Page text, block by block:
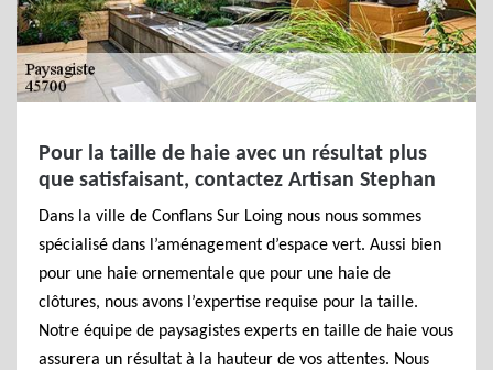
Pour la taille de haie avec un résultat plus
que satisfaisant, contactez Artisan Stephan
Dans la ville de Conflans Sur Loing nous nous sommes
spécialisé dans l’aménagement d’espace vert. Aussi bien
pour une haie ornementale que pour une haie de
clôtures, nous avons l’expertise requise pour la taille.
Notre équipe de paysagistes experts en taille de haie vous
assurera un résultat à la hauteur de vos attentes. Nous